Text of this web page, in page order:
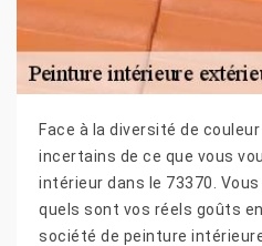
Face à la diversité de
incertains de ce que vous
intérieur dans le 73370.
quels sont vos réels goûts
société de peinture